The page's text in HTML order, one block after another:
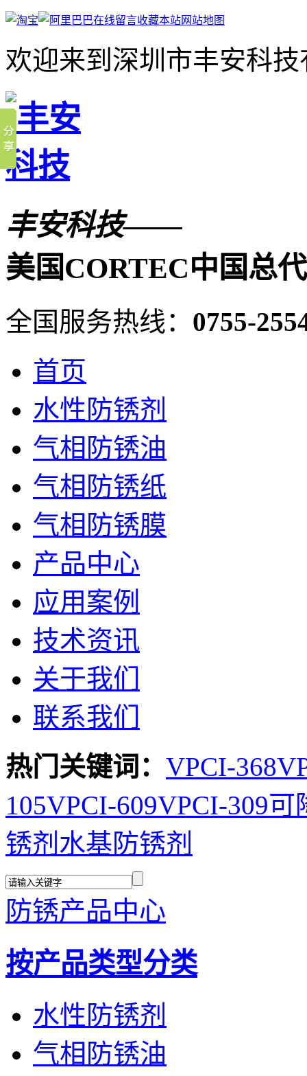
在线留言收藏本站网站地图
欢迎来到深圳市丰安科
丰安科技——
美国CORTEC中国总
全国服务热线： 0755-
首页
水性防锈剂
气相防锈油
气相防锈纸
气相防锈膜
产品中心
应用案例
技术资讯
关于我们
联系我们
热门关键词： VPCI-368
105VPCI-609VPCI-309可
锈剂 水基防锈剂
防锈产品中心
按产品类型分类
水性防锈剂
气相防锈油